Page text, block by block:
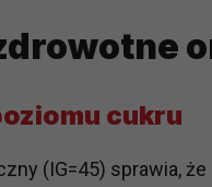
cukru
(IG=45) sprawia,
Twoich danych w